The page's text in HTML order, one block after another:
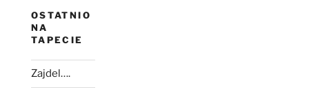
OSTATNIO
NA
TAPECIE
Zajdel….